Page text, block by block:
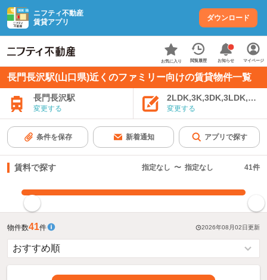
ニフティ不動産
賃貸アプリ
ダウンロード
お気に入り 閲覧履歴 お知らせ マイページ
長門長沢駅(山口県)近くのファミリー向けの賃貸物件一覧
長門長沢駅
変更する 変更する
条件を保存 新着通知 アプリで探す
賃料で探す 指定なし 〜 指定なし 41件
物件数41件 2026年08月02日更新